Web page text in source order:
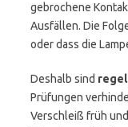
gebrochene
Ausfällen. Die
oder dass die
Deshalb sind
Prüfungen
Verschleiß früh